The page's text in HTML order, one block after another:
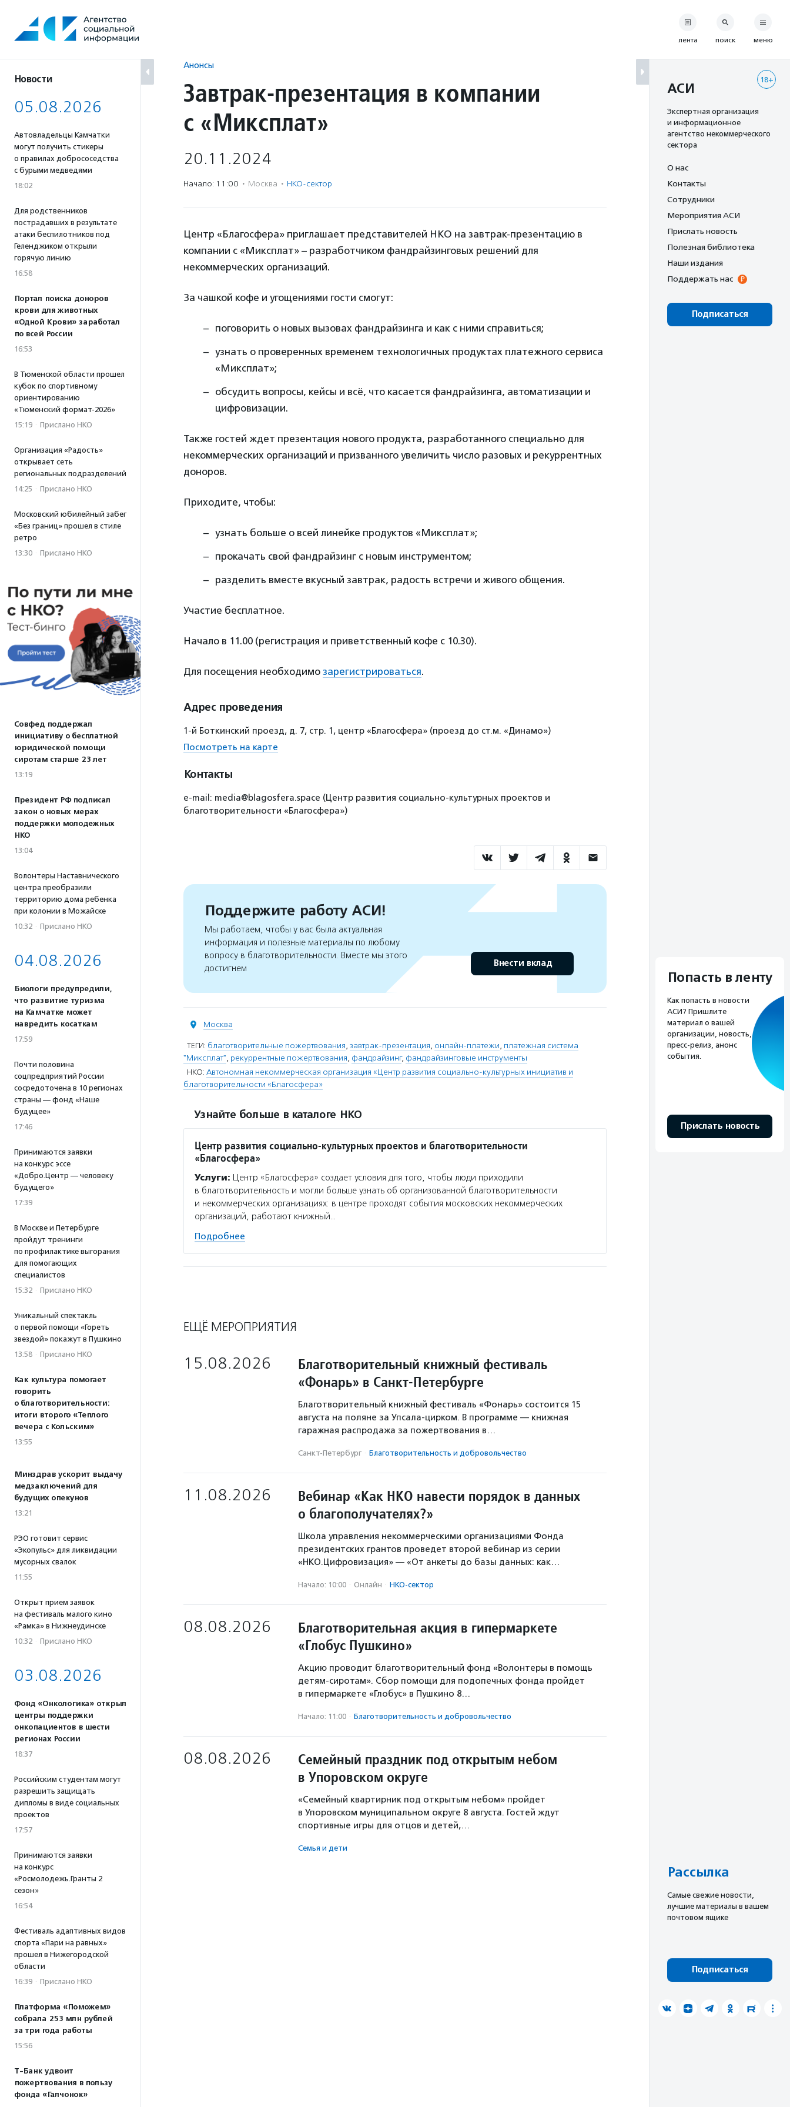
содержанию
Новости
05.08.2026
Автовладельцы Камчатки
могут получить стикеры
о правилах добрососедства
с бурыми медведями
18:02
Для родственников
пострадавших в результате
атаки беспилотников под
Геленджиком открыли
горячую линию
16:58
Портал поиска доноров
крови для животных
«Одной Крови» заработал
по всей России
16:53
В Тюменской области прошел
кубок по спортивному
ориентированию
«Тюменский формат-2026»
15:19 · Прислано НКО
Организация «Радость»
открывает сеть
региональных подразделений
14:25 · Прислано НКО
Московский юбилейный забег
«Без границ» прошел в стиле
ретро
13:30 · Прислано НКО
Совфед поддержал
инициативу о бесплатной
юридической помощи
сиротам старше 23 лет
13:19
Президент РФ подписал
закон о новых мерах
поддержки молодежных
НКО
13:04
Волонтеры Наставнического
центра преобразили
территорию дома ребенка
при колонии в Можайске
10:32 · Прислано НКО
04.08.2026
Биологи предупредили,
что развитие туризма
на Камчатке может
навредить косаткам
17:59
Почти половина
соцпредприятий России
сосредоточена в 10 регионах
страны — фонд «Наше
будущее»
17:46
Принимаются заявки
на конкурс эссе
«Добро.Центр — человеку
будущего»
17:39
В Москве и Петербурге
пройдут тренинги
по профилактике выгорания
для помогающих
специалистов
15:32 · Прислано НКО
Уникальный спектакль
о первой помощи «Гореть
звездой» покажут в Пушкино
13:58 · Прислано НКО
Как культура помогает
говорить
о благотворительности:
итоги второго «Теплого
вечера с Кольским»
13:55
Минздрав ускорит выдачу
медзаключений для
будущих опекунов
13:21
РЭО готовит сервис
«Экопульс» для ликвидации
мусорных свалок
11:55
Открыт прием заявок
на фестиваль малого кино
«Рамка» в Нижнеудинске
10:32 · Прислано НКО
03.08.2026
Фонд «Онкологика» открыл
центры поддержки
онкопациентов в шести
регионах России
18:37
Российским студентам могут
разрешить защищать
дипломы в виде социальных
проектов
17:57
Принимаются заявки
на конкурс
«Росмолодежь.Гранты 2
сезон»
16:54
Фестиваль адаптивных видов
спорта «Пари на равных»
прошел в Нижегородской
области
16:39 · Прислано НКО
Платформа «Поможем»
собрала 253 млн рублей
за три года работы
15:56
Т-Банк удвоит
пожертвования в пользу
фонда «Галчонок»
Анонсы
Завтрак-презентация в компании
с «Миксплат»
20.11.2024
Начало: 11:00 · Москва · НКО-сектор
Центр «Благосфера» приглашает представителей НКО на завтрак-презентацию в
компании с «Миксплат» – разработчиком фандрайзинговых решений для
некоммерческих организаций.
За чашкой кофе и угощениями гости смогут:
поговорить о новых вызовах фандрайзинга и как с ними справиться;
узнать о проверенных временем технологичных продуктах платежного сервиса
«Миксплат»;
обсудить вопросы, кейсы и всё, что касается фандрайзинга, автоматизации и
цифровизации.
Также гостей ждет презентация нового продукта, разработанного специально для
некоммерческих организаций и призванного увеличить число разовых и рекуррентных
доноров.
Приходите, чтобы:
узнать больше о всей линейке продуктов «Миксплат»;
прокачать свой фандрайзинг с новым инструментом;
разделить вместе вкусный завтрак, радость встречи и живого общения.
Участие бесплатное.
Начало в 11.00 (регистрация и приветственный кофе с 10.30).
Для посещения необходимо зарегистрироваться.
Адрес проведения
1-й Боткинский проезд, д. 7, стр. 1, центр «Благосфера» (проезд до ст.м. «Динамо»)
Посмотреть на карте
Контакты
e-mail: media@blagosfera.space (Центр развития социально-культурных проектов и
благотворительности «Благосфера»)
Поддержите работу АСИ!
Мы работаем, чтобы у вас была актуальная
информация и полезные материалы по любому
вопросу в благотворительности. Вместе мы этого
достигнем
Внести вклад
Москва
ТЕГИ: благотворительные пожертвования, завтрак-презентация, онлайн-платежи, платежная система
"Миксплат", рекуррентные пожертвования, фандрайзинг, фандрайзинговые инструменты
НКО: Автономная некоммерческая организация «Центр развития социально-культурных инициатив и
благотворительности «Благосфера»
Узнайте больше в каталоге НКО
Центр развития социально-культурных проектов и благотворительности
«Благосфера»
Услуги: Центр «Благосфера» создает условия для того, чтобы люди приходили
в благотворительность и могли больше узнать об организованной благотворительности
и некоммерческих организациях: в центре проходят события московских некоммерческих
организаций, работают книжный…
Подробнее
ЕЩЁ МЕРОПРИЯТИЯ
15.08.2026
Благотворительный книжный фестиваль
«Фонарь» в Санкт-Петербурге
Благотворительный книжный фестиваль «Фонарь» состоится 15
августа на поляне за Упсала-цирком. В программе — книжная
гаражная распродажа за пожертвования в…
Санкт-Петербург · Благотвори­тель­ность и доброволь­чест­во
11.08.2026
Вебинар «Как НКО навести порядок в данных
о благополучателях?»
Школа управления некоммерческими организациями Фонда
президентских грантов проведет второй вебинар из серии
«НКО.Цифровизация» — «От анкеты до базы данных: как…
Начало: 10:00 · Онлайн · НКО-сектор
08.08.2026
Благотворительная акция в гипермаркете
«Глобус Пушкино»
Акцию проводит благотворительный фонд «Волонтеры в помощь
детям-сиротам». Сбор помощи для подопечных фонда пройдет
в гипермаркете «Глобус» в Пушкино 8…
Начало: 11:00 · Благотвори­тель­ность и доброволь­чест­во
08.08.2026
Семейный праздник под открытым небом
в Упоровском округе
«Семейный квартирник под открытым небом» пройдет
в Упоровском муниципальном округе 8 августа. Гостей ждут
спортивные игры для отцов и детей,…
Семья и дети
лента поиск меню
18+
АСИ
Экспертная организация
и информационное
агентство некоммерческого
сектора
О нас
Контакты
Сотрудники
Мероприятия АСИ
Прислать новость
Полезная библиотека
Наши издания
Поддержать нас
Подписаться
Попасть в ленту
Как попасть в новости
АСИ? Пришлите
материал о вашей
организации, новость,
пресс-релиз, анонс
события.
Прислать новость
Рассылка
Cамые свежие новости,
лучшие материалы в вашем
почтовом ящике
Подписаться